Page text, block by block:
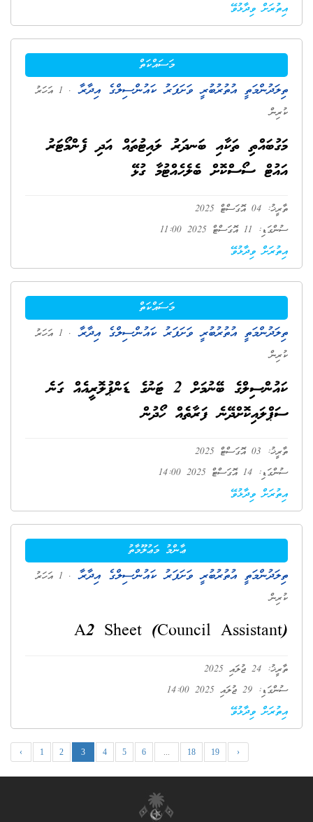
އިތުރަށް ވިދާޅުވޭ
މަސައްކަތް
ތިލަދުންމަތީ އުތުރުބުރީ ވަށަފަރު ކައުންސިލްގެ އިދާރާ
. 1 އަހަރު
ކުރިން
މަގުބައްތި ތަކާއި ބަނދަރު ލައިޓުތައް އަދި ފެންމޯޓަރު
އައުޓް ސޯސްކޮށް ބެލެހެއްޓުމާ ގުޅޭ
ތާރީޚު: 04 އޮގަސްޓް 2025
ސުންގަޑި: 11 އޮގަސްޓް 2025 11:00
އިތުރަށް ވިދާޅުވޭ
މަސައްކަތް
ތިލަދުންމަތީ އުތުރުބުރީ ވަށަފަރު ކައުންސިލްގެ އިދާރާ
. 1 އަހަރު
ކުރިން
ކައުންސިލްގެ ބޭނުމަށް 2 ޓަނުގެ ޑަންޕުލޮރީއެއް ގަނެ
ސަޕްލައިކޮށްދޭނެ ފަރާތެއް ހޯދުން
ތާރީޚު: 03 އޮގަސްޓް 2025
ސުންގަޑި: 14 އޮގަސްޓް 2025 14:00
އިތުރަށް ވިދާޅުވޭ
ޢާންމު މަޢުލޫމާތު
ތިލަދުންމަތީ އުތުރުބުރީ ވަށަފަރު ކައުންސިލްގެ އިދާރާ
. 1 އަހަރު
ކުރިން
A2 Sheet (Council Assistant)
ތާރީޚު: 24 ޖުލައި 2025
ސުންގަޑި: 29 ޖުލައި 2025 14:00
އިތުރަށް ވިދާޅުވޭ
‹ 1 2 3 4 5 6 ... 18 19 ›